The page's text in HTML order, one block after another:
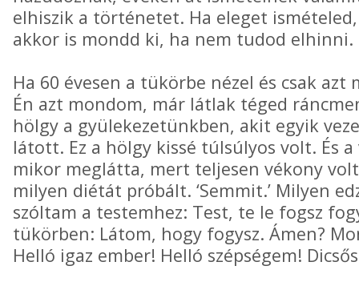
elhiszik a történetet. Ha eleget
akkor is mondd ki, ha nem tudod elhinni.
Ha 60 évesen a tükörbe nézel és csak
Én azt mondom, már látlak téged
hölgy a gyülekezetünkben, akit egyik
látott. Ez a hölgy kissé túlsúlyos volt. És
mikor meglátta, mert teljesen vékony
milyen diétát próbált. ‘Semmit.’ Milyen
szóltam a testemhez: Test, te le fogsz
tükörben: Látom, hogy fogysz. Ámen?
Helló igaz ember! Helló szépségem!